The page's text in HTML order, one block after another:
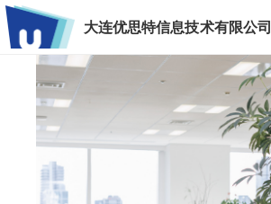
大连优思特信息技术有限公司